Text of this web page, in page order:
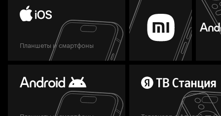
Планшеты и смартфоны